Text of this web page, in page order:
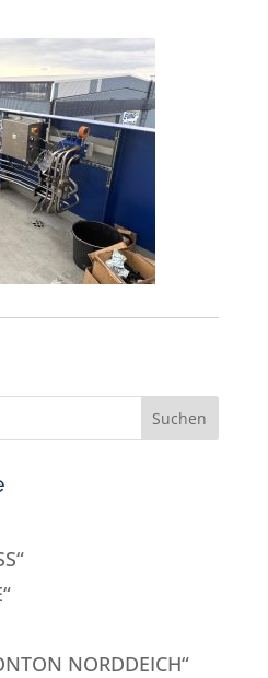
NORDDEICH“